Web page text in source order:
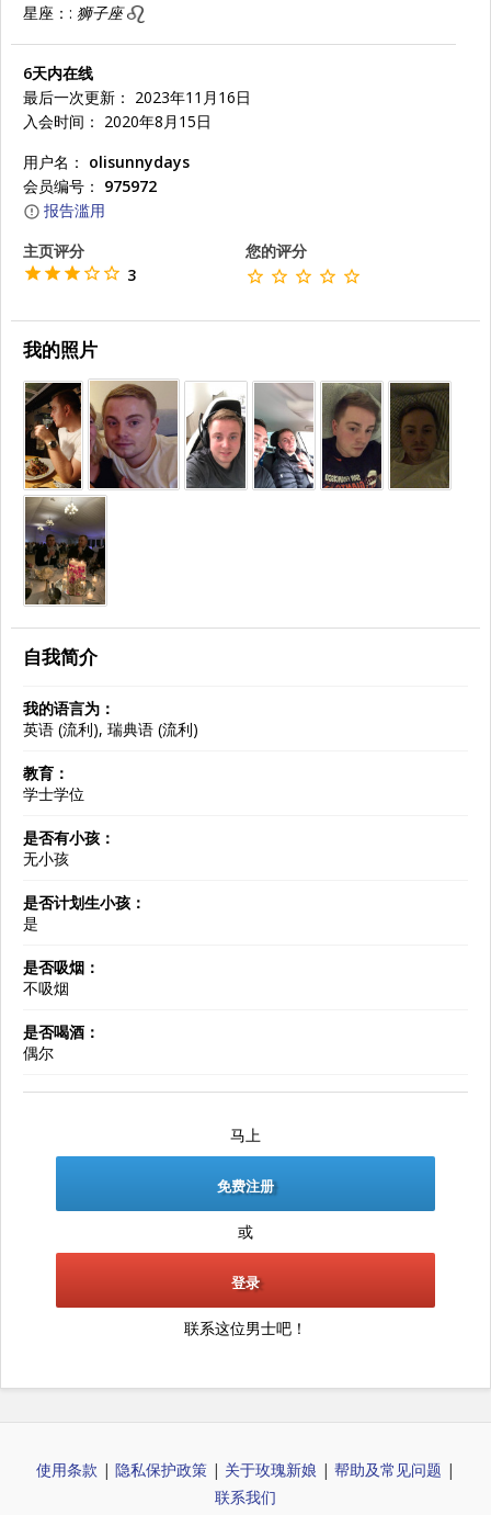
星座：: 狮子座
6天内在线
最后一次更新： 2023年11月16日
入会时间： 2020年8月15日
用户名： olisunnydays
会员编号： 975972
报告滥用
主页评分
3
您的评分
我的照片
自我简介
我的语言为：
英语 (流利), 瑞典语 (流利)
教育：
学士学位
是否有小孩：
无小孩
是否计划生小孩：
是
是否吸烟：
不吸烟
是否喝酒：
偶尔
马上
免费注册
或
登录
联系这位男士吧！
使用条款 | 隐私保护政策 | 关于玫瑰新娘 | 帮助及常见问题 |
联系我们